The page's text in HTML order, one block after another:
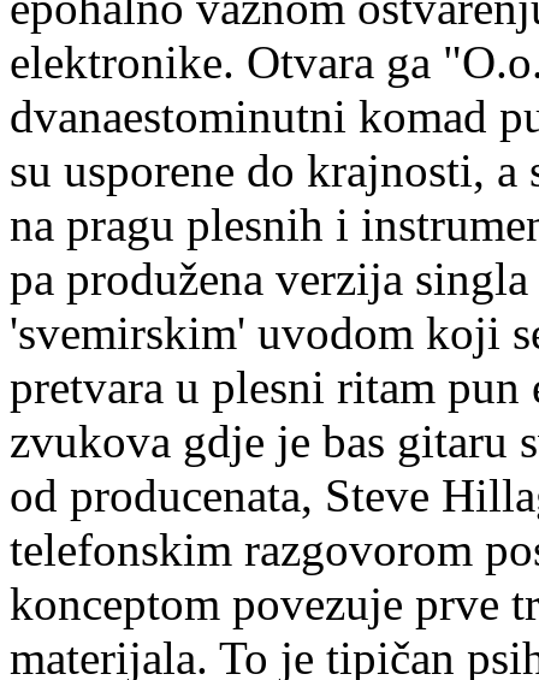
elektronike. Otvara ga
dvanaestominutni komad
su usporene do krajnosti,
na pragu plesnih i
pa produžena verzija
'svemirskim' uvodom koji
pretvara u plesni ritam
zvukova gdje je bas gitaru
od producenata, Steve
telefonskim razgovorom
konceptom povezuje prve
materijala. To je tipičan